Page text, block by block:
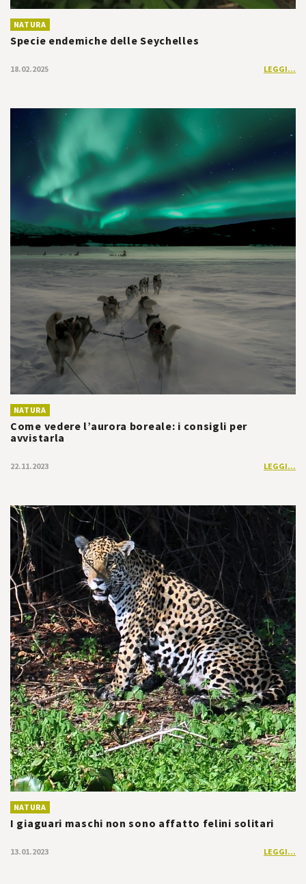
NATURA
Specie endemiche delle Seychelles
18.02.2025 LEGGI...
NATURA
Come vedere l’aurora boreale: i consigli per
avvistarla
22.11.2023 LEGGI...
NATURA
I giaguari maschi non sono affatto felini solitari
13.01.2023 LEGGI...